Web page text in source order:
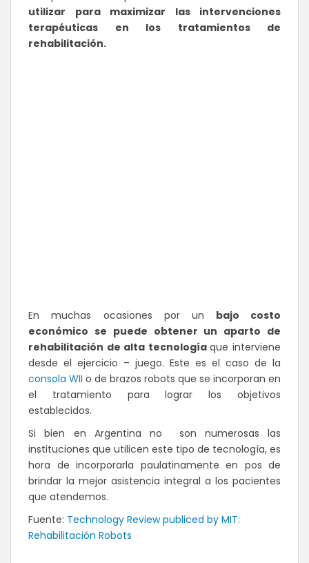
utilizar para maximizar las intervenciones
terapéuticas en los tratamientos de
rehabilitación.
En muchas ocasiones por un bajo costo
económico se puede obtener un aparto de
rehabilitación de alta tecnologíaque interviene
desde el ejercicio – juego. Este es el caso de la
consola WII o de brazos robots que se incorporan en
el tratamiento para lograr los objetivos
establecidos.
Si bien en Argentina no son numerosas las
instituciones que utilicen este tipo de tecnología, es
hora de incorporarla paulatinamente en pos de
brindar la mejor asistencia integral a los pacientes
que atendemos.
Fuente: Technology Review publiced by MIT:
Rehabilitación Robots